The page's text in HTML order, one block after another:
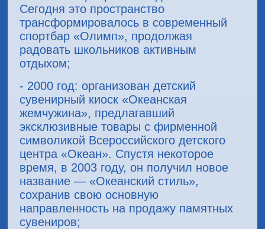
Сегодня это пространство
трансформировалось в современный
спортбар «Олимп», продолжая
радовать школьников активным
отдыхом;
- 2000 год: организован детский
сувенирный киоск «Океанская
жемчужина», предлагавший
эксклюзивные товары с фирменной
символикой Всероссийского детского
центра «Океан». Спустя некоторое
время, в 2003 году, он получил новое
название — «Океанский стиль»,
сохранив свою основную
направленность на продажу памятных
сувениров;